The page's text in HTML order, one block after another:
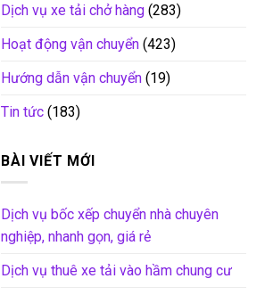
Dịch vụ xe tải chở hàng (283)
Hoạt động vận chuyển (423)
Hướng dẫn vận chuyển (19)
Tin tức (183)
BÀI VIẾT MỚI
Dịch vụ bốc xếp chuyển nhà chuyên
nghiệp, nhanh gọn, giá rẻ
Dịch vụ thuê xe tải vào hầm chung cư